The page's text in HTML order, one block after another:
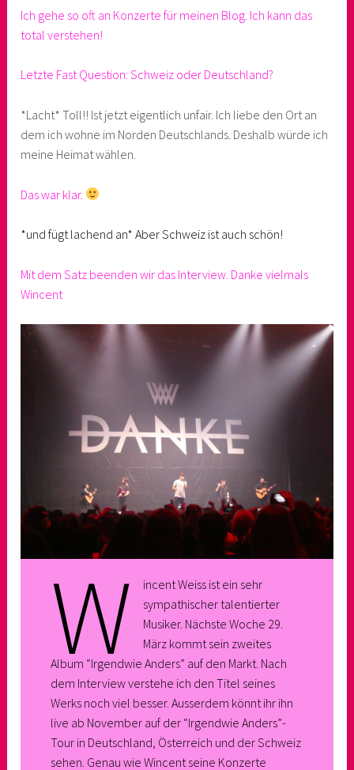
Ich gehe so oft an Konzerte für meinen Blog. Ich kann das
total verstehen!
Letzte Fast Question: Schweiz oder Deutschland?
*Lacht* Toll!! Ist jetzt eigentlich unfair. Ich liebe den Ort an
dem ich wohne im Norden Deutschlands. Deshalb würde ich
meine Heimat wählen.
Das war klar.
*und fügt lachend an* Aber Schweiz ist auch schön!
Mit dem Satz beenden wir das Interview. Danke vielmals
Wincent
W
incent Weiss ist ein sehr
sympathischer talentierter
Musiker. Nächste Woche 29.
März kommt sein zweites
Album “Irgendwie Anders” auf den Markt. Nach
dem Interview verstehe ich den Titel seines
Werks noch viel besser. Ausserdem könnt ihr ihn
live ab November auf der “Irgendwie Anders”-
Tour in Deutschland, Österreich und der Schweiz
sehen. Genau wie Wincent seine Konzerte